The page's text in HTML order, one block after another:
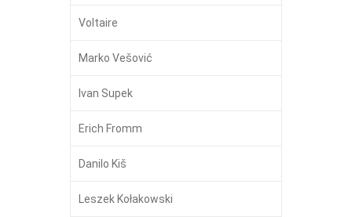
Voltaire
Marko Vešović
Ivan Supek
Erich Fromm
Danilo Kiš
Leszek Kołakowski